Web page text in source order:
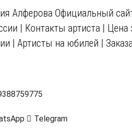
Алферова Официальный
| Контакты артиста |
| Артисты на юбилей |
Telegram